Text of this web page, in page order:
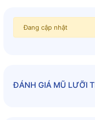
Đang cập nhật
ĐÁNH GIÁ MŨ LƯỠI